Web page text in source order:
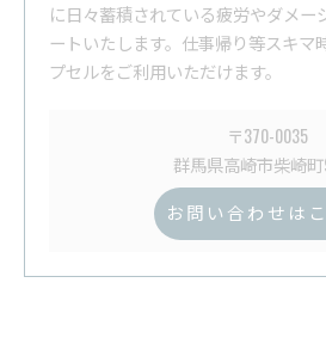
に日々蓄積されている疲労やダメー
ートいたします。仕事帰り等スキマ
プセルをご利用いただけます。
〒370-0035
群馬県高崎市柴崎町
お問い合わせは